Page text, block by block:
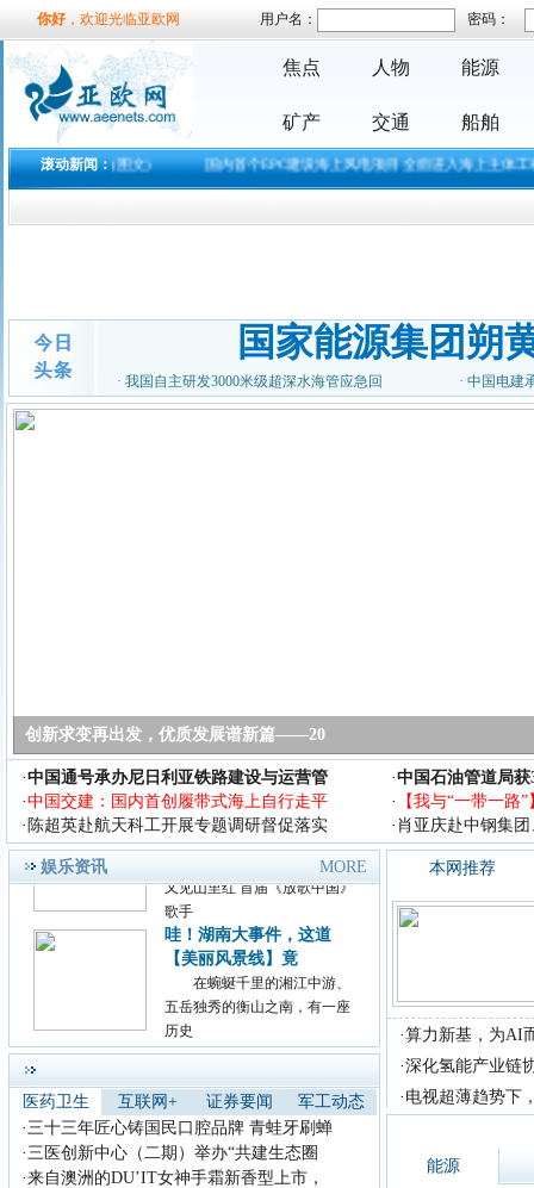
你好，欢迎光临亚欧网 用户名： 密码：
焦点 人物 能源
矿产 交通 船舶
滚动新闻：
放了 (图文) 国内首个EPC建设海上风电项目全面进入海上主体工程施工
国家能源集团朔
· 我国自主研发3000米级超深水海管应急回 · 中国电建
创新求变再出发，优质发展谱新篇——20
·中国通号承办尼日利亚铁路建设与运营管 ·中国石油管道局
·中国交建：国内首创履带式海上自行走平 ·
【我与“一带一路
· 陈超英赴航天科工开展专题调研督促落实 · 肖亚庆赴中钢集
娱乐资讯 MORE
今天(9月14日)，2018 亚
洲旅游产业年会在上海举行，
年会
励志歌手杨洪强放歌中国
演艺又见山里红
励志歌手杨洪强放歌中国演艺
又见山里红 首届《放歌中国》
歌手
哇！湖南大事件，这道
【美丽风景线】竟
在蜿蜒千里的湘江中游、
五岳独秀的衡山之南，有一座
历史
生命赠我以苦难，我必回
报以歌唱 --关于
师，亲爱的观众朋友： 今
天，借
首届《放歌中国》歌手大
赛全国总决赛！
医药卫生 互联网+ 证券要闻
军工动态
·三十三年匠心铸国民口腔品牌 青蛙牙刷蝉
·三医创新中心（二期）举办“共建生态圈
·来自澳洲的DU’IT女神手霜新香型上市，
本网推荐
·算力新基，为AI
·深化氢能产业链
· 电视超薄趋势下
能源